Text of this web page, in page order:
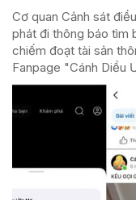
Cơ quan Cảnh sát
phát đi thông báo tìm
chiếm đoạt tài sản
Fanpage "Cánh Diều